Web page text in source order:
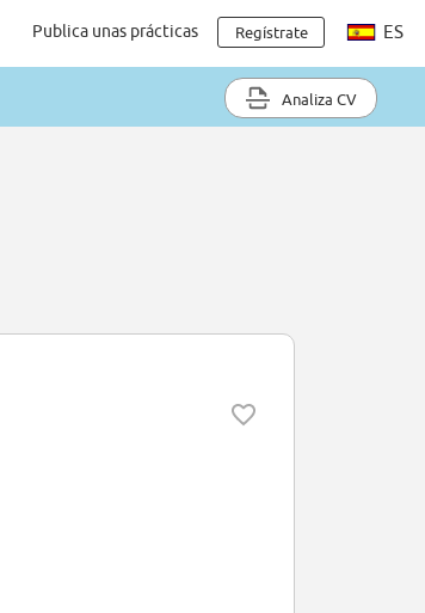
Publica unas prácticas Regístrate ES
Analiza CV